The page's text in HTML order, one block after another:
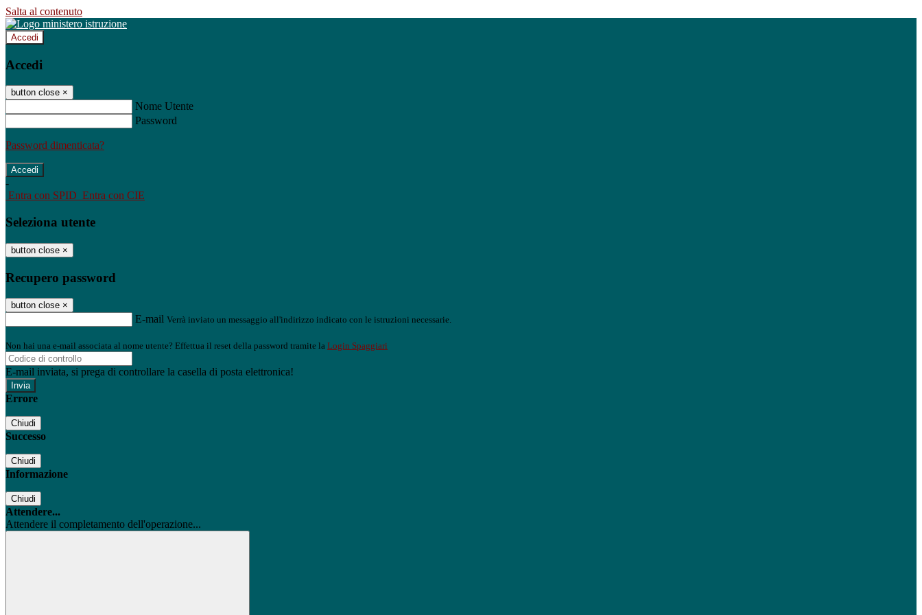
Salta al contenuto
Accedi
Accedi
button close ×
Nome Utente
Password
Password dimenticata?
-
Entra con SPID Entra con CIE
Seleziona utente
button close ×
Recupero password
button close ×
E-mail Verrà inviato un messaggio all'indirizzo indicato con le istruzioni necessarie.
Non hai una e-mail associata al nome utente? Effettua il reset della password tramite la Login Spaggiari
E-mail inviata, si prega di controllare la casella di posta elettronica!
Errore
Chiudi
Successo
Chiudi
Informazione
Chiudi
Attendere...
Attendere il completamento dell'operazione...